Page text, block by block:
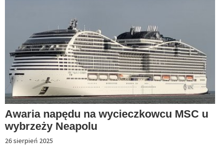
Awaria napędu na wycieczkowcu MSC u
wybrzeży Neapolu
26 sierpień 2025